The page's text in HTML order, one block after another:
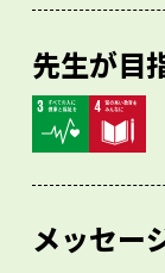
先生が目
メッセー